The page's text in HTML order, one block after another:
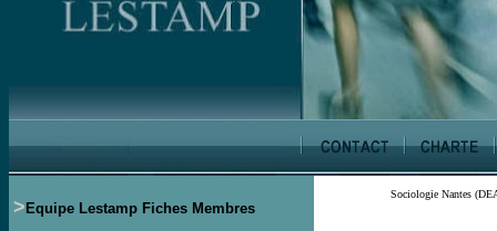
> Equipe Lestamp Fiches Membres
Sociologie Nantes